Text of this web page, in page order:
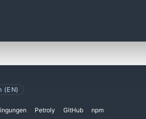
(EN)
Petroly GitHub npm